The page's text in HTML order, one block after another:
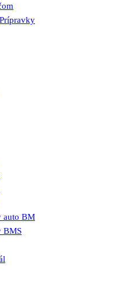
auto BM
BMS